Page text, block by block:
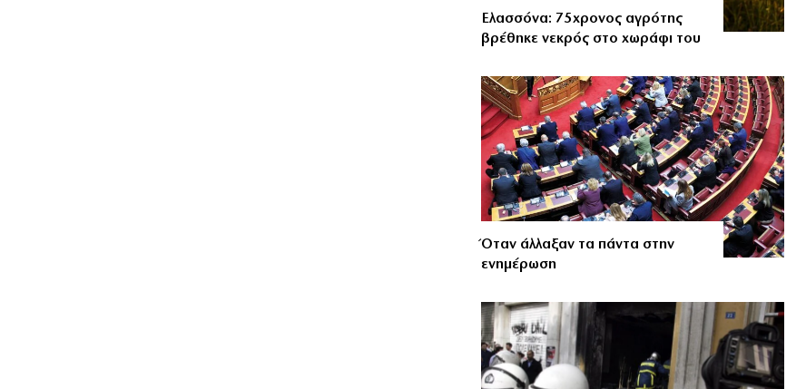
Ελασσόνα: 75χρονος αγρότης
βρέθηκε νεκρός στο χωράφι του
Όταν άλλαξαν τα πάντα στην
ενημέρωση